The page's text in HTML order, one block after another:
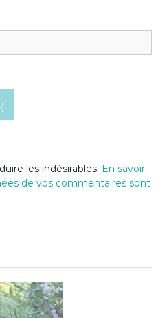
les indésirables. En savoir
de vos commentaires sont